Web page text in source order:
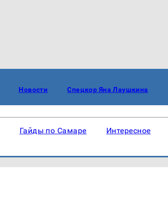
Новости Спецкор Яна Лаушкина
Гайды по Самаре Интересное